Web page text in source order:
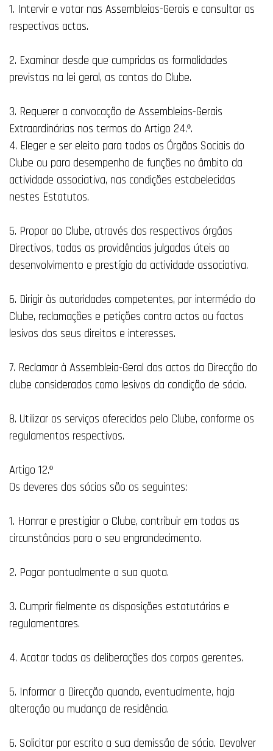
1. Intervir e votar nas Assembleias-Gerais e consultar as
respectivas actas.
2. Examinar desde que cumpridas as formalidades
previstas na lei geral, as contas do Clube.
3. Requerer a convocação de Assembleias-Gerais
Extraordinárias nos termos do Artigo 24.º.
4. Eleger e ser eleito para todos os Órgãos Sociais do
Clube ou para desempenho de funções no âmbito da
actividade associativa, nas condições estabelecidas
nestes Estatutos.
5. Propor ao Clube, através dos respectivos órgãos
Directivos, todas as providências julgadas úteis ao
desenvolvimento e prestígio da actividade associativa.
6. Dirigir às autoridades competentes, por intermédio do
Clube, reclamações e petições contra actos ou factos
lesivos dos seus direitos e interesses.
7. Reclamar à Assembleia-Geral dos actos da Direcção do
clube considerados como lesivos da condição de sócio.
8. Utilizar os serviços oferecidos pelo Clube, conforme os
regulamentos respectivos.
Artigo 12.º
Os deveres dos sócios são os seguintes:
1. Honrar e prestigiar o Clube, contribuir em todas as
circunstâncias para o seu engrandecimento.
2. Pagar pontualmente a sua quota.
3. Cumprir fielmente as disposições estatutárias e
regulamentares.
4. Acatar todas as deliberações dos corpos gerentes.
5. Informar a Direcção quando, eventualmente, haja
alteração ou mudança de residência.
6. Solicitar por escrito a sua demissão de sócio. Devolver